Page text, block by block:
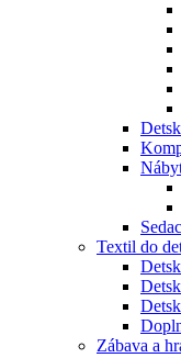
Textil do
Zábava a